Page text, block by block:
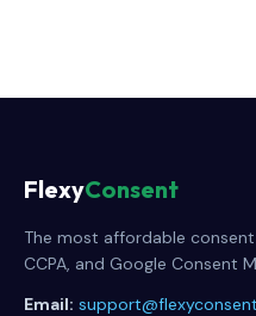
FlexyConsent
The most affordable
CCPA, and Google Consent
Email: